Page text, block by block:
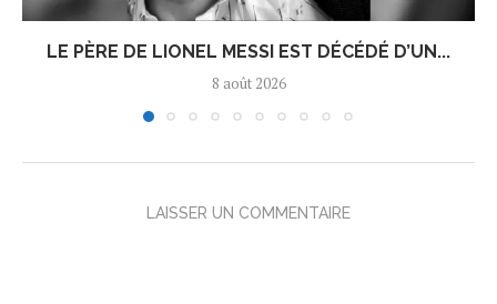
LE PÈRE DE LIONEL MESSI EST DÉCÉDÉ D’UN...
8 août 2026
LAISSER UN COMMENTAIRE